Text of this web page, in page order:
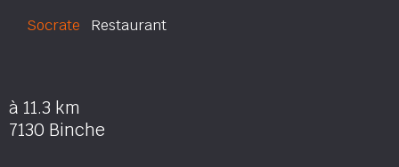
Socrate Restaurant
à 11.3 km
7130 Binche